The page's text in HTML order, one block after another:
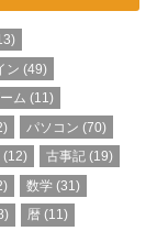
ン (49)
ム (11)
パソコン (70)
(12) 古事記 (19)
数学 (31)
暦 (11)